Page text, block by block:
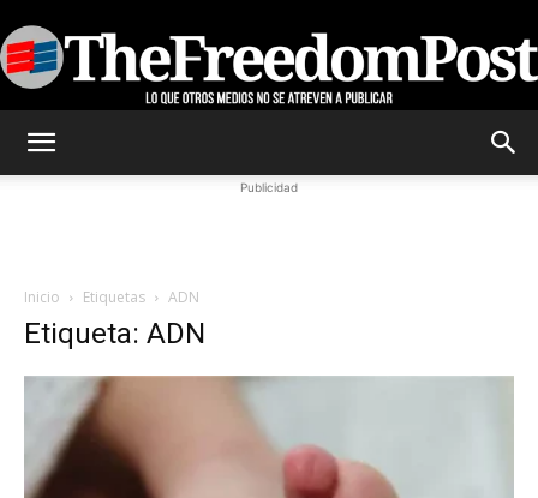
Publicidad
Inicio Etiquetas ADN
Etiqueta: ADN